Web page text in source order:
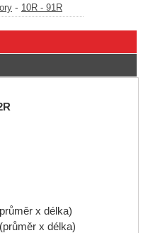
- 10R - 91R
x délka)
x délka)